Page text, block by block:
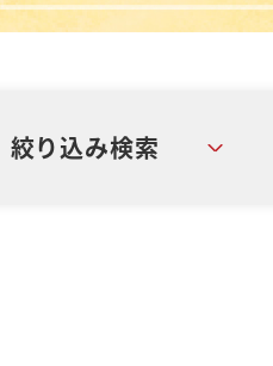
絞り込み検索